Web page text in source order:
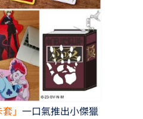
套」 一口氣推出小傑獵